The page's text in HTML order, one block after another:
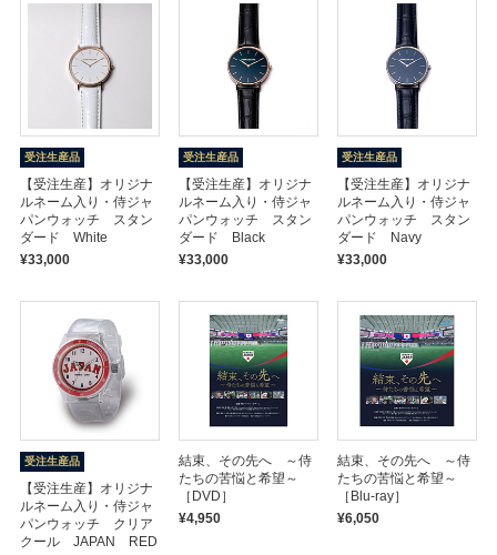
受注生産品
【受注生産】オリジナ
ルネーム入り・侍ジャ
パンウォッチ スタン
ダード White
¥33,000
受注生産品
【受注生産】オリジナ
ルネーム入り・侍ジャ
パンウォッチ スタン
ダード Black
¥33,000
受注生産品
【受注生産】オリジナ
ルネーム入り・侍ジャ
パンウォッチ スタン
ダード Navy
¥33,000
受注生産品
【受注生産】オリジナ
ルネーム入り・侍ジャ
パンウォッチ クリア
クール JAPAN RED
結束、その先へ ～侍
たちの苦悩と希望～
［DVD］
¥4,950
結束、その先へ ～侍
たちの苦悩と希望～
［Blu-ray］
¥6,050